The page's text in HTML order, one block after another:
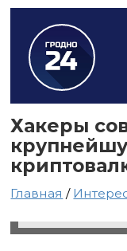
Хакеры
Главная /